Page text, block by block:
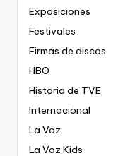
Exposiciones
Festivales
Firmas de discos
HBO
Historia de TVE
Internacional
La Voz
La Voz Kids